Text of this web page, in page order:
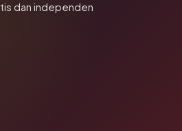
dan independen